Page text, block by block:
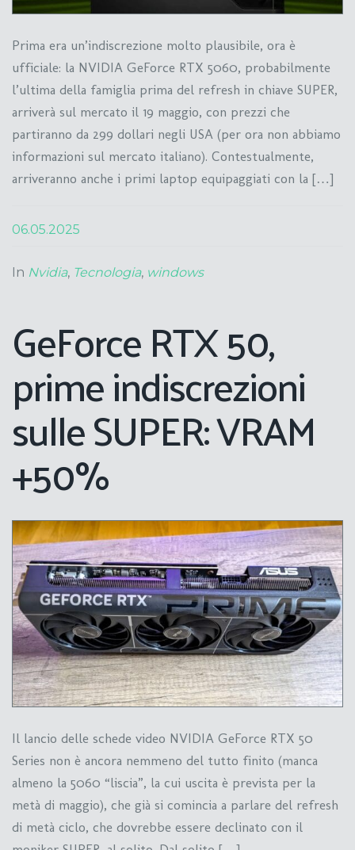
Prima era un’indiscrezione molto plausibile, ora è
ufficiale: la NVIDIA GeForce RTX 5060, probabilmente
l’ultima della famiglia prima del refresh in chiave SUPER,
arriverà sul mercato il 19 maggio, con prezzi che
partiranno da 299 dollari negli USA (per ora non abbiamo
informazioni sul mercato italiano). Contestualmente,
arriveranno anche i primi laptop equipaggiati con la […]
06.05.2025
In Nvidia, Tecnologia, windows
GeForce RTX 50,
prime indiscrezioni
sulle SUPER: VRAM
+50%
Il lancio delle schede video NVIDIA GeForce RTX 50
Series non è ancora nemmeno del tutto finito (manca
almeno la 5060 “liscia”, la cui uscita è prevista per la
metà di maggio), che già si comincia a parlare del refresh
di metà ciclo, che dovrebbe essere declinato con il